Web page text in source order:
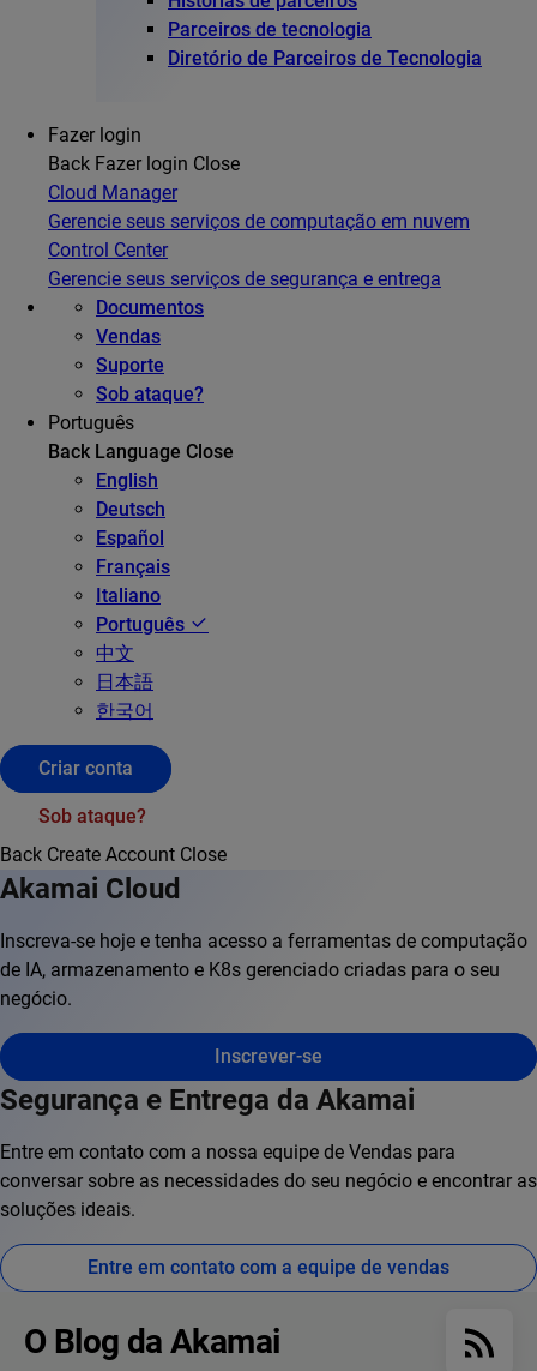
Parceiros de tecnologia
Diretório de Parceiros de Tecnologia
Fazer login
Back Fazer login Close
Cloud Manager
Gerencie seus serviços de computação em nuvem
Control Center
Gerencie seus serviços de segurança e entrega
Documentos
Vendas
Suporte
Sob ataque?
Português
Back Language Close
English
Deutsch
Español
Français
Italiano
Português
中文
日本語
한국어
Criar conta
Sob ataque?
Back Create Account Close
Akamai Cloud
Inscreva-se hoje e tenha acesso a ferramentas de computação
de IA, armazenamento e K8s gerenciado criadas para o seu
negócio.
Inscrever-se
Segurança e Entrega da Akamai
Entre em contato com a nossa equipe de Vendas para
conversar sobre as necessidades do seu negócio e encontrar as
soluções ideais.
Entre em contato com a equipe de vendas
O Blog da Akamai